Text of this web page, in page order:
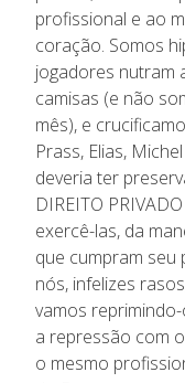
profissional e ao
coração. Somos
jogadores nutram
camisas (e não
mês), e
Prass, Elias,
deveria ter
DIREITO
exercê-las, da
que cumpram seu
nós, infelizes
vamos
a repressão com
o mesmo